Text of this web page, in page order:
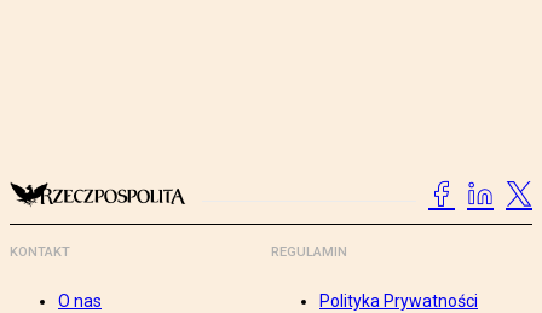
KONTAKT
O nas
REGULAMIN
Polityka Prywatności